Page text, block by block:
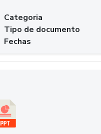
Categoria
Tipo de documento
Fechas